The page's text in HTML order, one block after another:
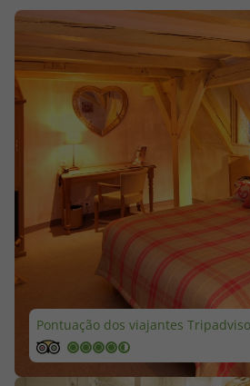
Disneyland ® Paris
Escapadinhas
Cruzeiros
Promoções
Especialistas
Cheque Viagem
Rede de Lojas
Blog TopViagens
Pontuação dos viajantes